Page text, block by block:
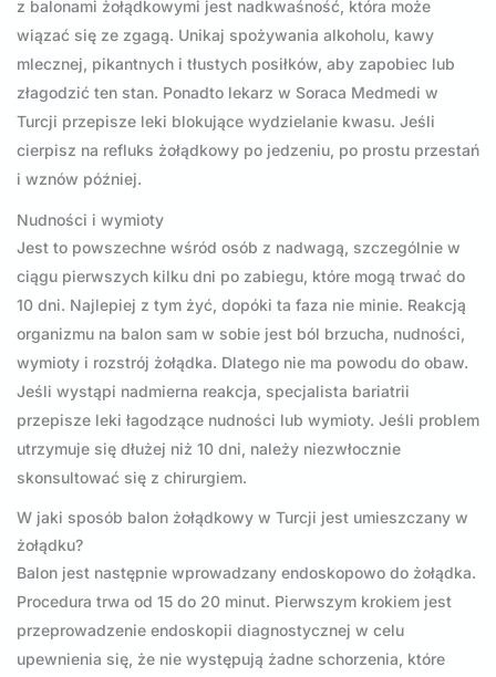
z balonami żołądkowymi jest nadkwaśność, która może
wiązać się ze zgagą. Unikaj spożywania alkoholu, kawy
mlecznej, pikantnych i tłustych posiłków, aby zapobiec lub
złagodzić ten stan. Ponadto lekarz w Soraca Medmedi w
Turcji przepisze leki blokujące wydzielanie kwasu. Jeśli
cierpisz na refluks żołądkowy po jedzeniu, po prostu przestań
i wznów później.
Nudności i wymioty
Jest to powszechne wśród osób z nadwagą, szczególnie w
ciągu pierwszych kilku dni po zabiegu, które mogą trwać do
10 dni. Najlepiej z tym żyć, dopóki ta faza nie minie. Reakcją
organizmu na balon sam w sobie jest ból brzucha, nudności,
wymioty i rozstrój żołądka. Dlatego nie ma powodu do obaw.
Jeśli wystąpi nadmierna reakcja, specjalista bariatrii
przepisze leki łagodzące nudności lub wymioty. Jeśli problem
utrzymuje się dłużej niż 10 dni, należy niezwłocznie
skonsultować się z chirurgiem.
W jaki sposób balon żołądkowy w Turcji jest umieszczany w
żołądku?
Balon jest następnie wprowadzany endoskopowo do żołądka.
Procedura trwa od 15 do 20 minut. Pierwszym krokiem jest
przeprowadzenie endoskopii diagnostycznej w celu
upewnienia się, że nie występują żadne schorzenia, które